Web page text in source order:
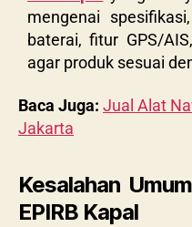
mengenai
baterai, fitur GPS/
agar produk sesuai
Baca Juga: Jual Alat
Jakarta
Kesalahan
EPIRB Kapal